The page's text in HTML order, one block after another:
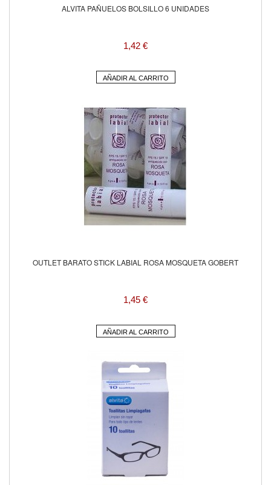
ALVITA PAÑUELOS BOLSILLO 6 UNIDADES
1,42 €
AÑADIR AL CARRITO
OUTLET BARATO STICK LABIAL ROSA MOSQUETA GOBERT
1,45 €
AÑADIR AL CARRITO